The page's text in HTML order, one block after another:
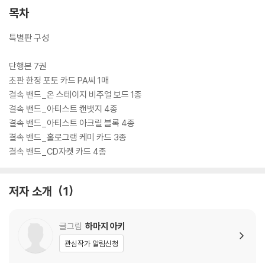
목차
특별판 구성
단행본 7권
초판 한정 포토 카드 PA씨 1매
결속 밴드_온 스테이지 비주얼 보드 1종
결속 밴드_아티스트 캔뱃지 4종
결속 밴드_아티스트 아크릴 블록 4종
결속 밴드_홀로그램 케미 카드 3종
결속 밴드_CD자켓 카드 4종
저자 소개 1
글그림 하마지 아키
관심작가 알림신청